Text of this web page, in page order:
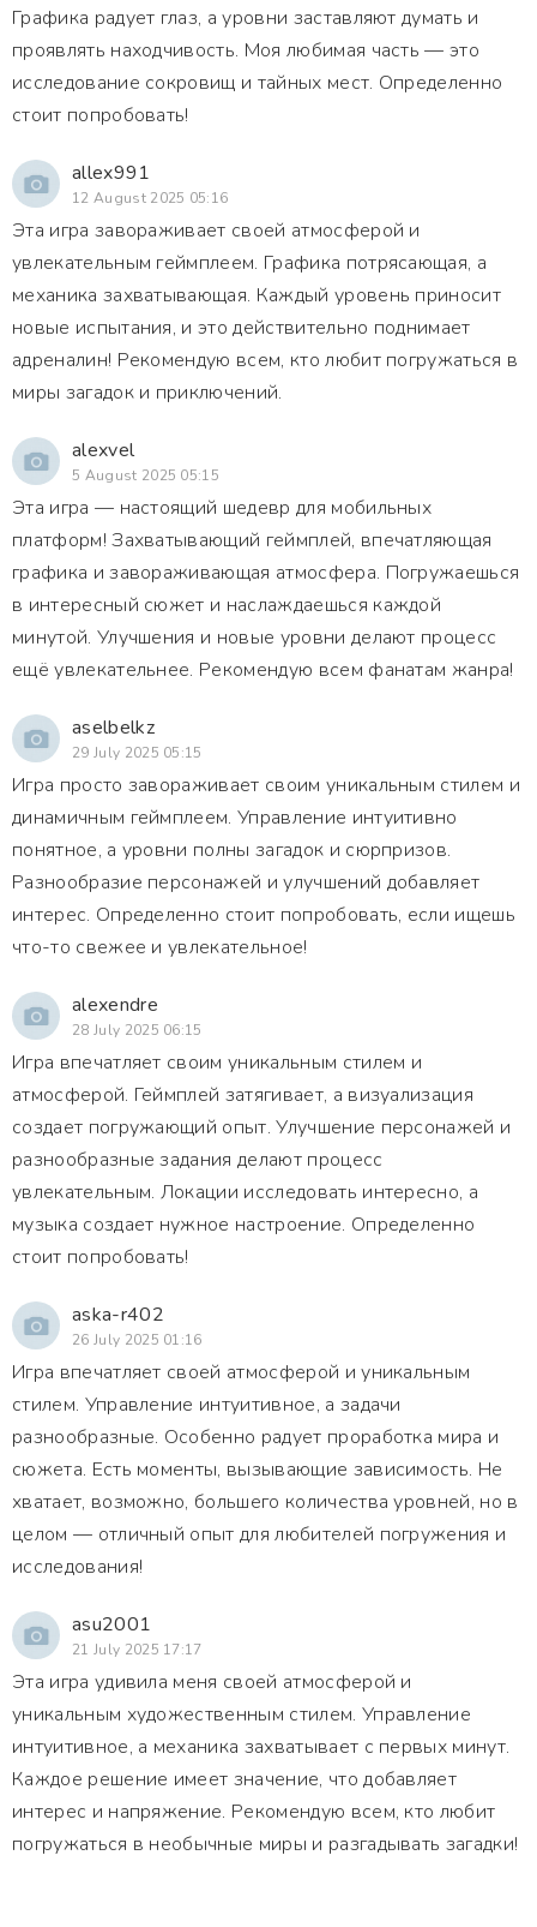
Графика радует глаз, а уровни заставляют думать и
проявлять находчивость. Моя любимая часть — это
исследование сокровищ и тайных мест. Определенно
стоит попробовать!
allex991
12 August 2025 05:16
Эта игра завораживает своей атмосферой и
увлекательным геймплеем. Графика потрясающая, а
механика захватывающая. Каждый уровень приносит
новые испытания, и это действительно поднимает
адреналин! Рекомендую всем, кто любит погружаться в
миры загадок и приключений.
alexvel
5 August 2025 05:15
Эта игра — настоящий шедевр для мобильных
платформ! Захватывающий геймплей, впечатляющая
графика и завораживающая атмосфера. Погружаешься
в интересный сюжет и наслаждаешься каждой
минутой. Улучшения и новые уровни делают процесс
ещё увлекательнее. Рекомендую всем фанатам жанра!
aselbelkz
29 July 2025 05:15
Игра просто завораживает своим уникальным стилем и
динамичным геймплеем. Управление интуитивно
понятное, а уровни полны загадок и сюрпризов.
Разнообразие персонажей и улучшений добавляет
интерес. Определенно стоит попробовать, если ищешь
что-то свежее и увлекательное!
alexendre
28 July 2025 06:15
Игра впечатляет своим уникальным стилем и
атмосферой. Геймплей затягивает, а визуализация
создает погружающий опыт. Улучшение персонажей и
разнообразные задания делают процесс
увлекательным. Локации исследовать интересно, а
музыка создает нужное настроение. Определенно
стоит попробовать!
aska-r402
26 July 2025 01:16
Игра впечатляет своей атмосферой и уникальным
стилем. Управление интуитивное, а задачи
разнообразные. Особенно радует проработка мира и
сюжета. Есть моменты, вызывающие зависимость. Не
хватает, возможно, большего количества уровней, но в
целом — отличный опыт для любителей погружения и
исследования!
asu2001
21 July 2025 17:17
Эта игра удивила меня своей атмосферой и
уникальным художественным стилем. Управление
интуитивное, а механика захватывает с первых минут.
Каждое решение имеет значение, что добавляет
интерес и напряжение. Рекомендую всем, кто любит
погружаться в необычные миры и разгадывать загадки!